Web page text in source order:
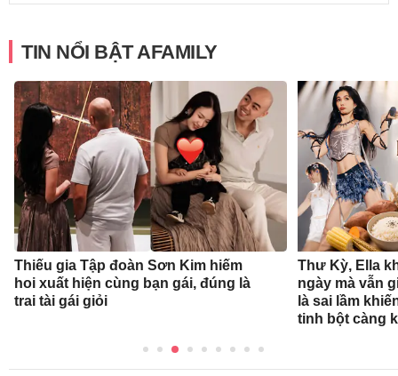
TIN NỔI BẬT AFAMILY
Thiếu gia Tập đoàn Sơn Kim hiếm
hoi xuất hiện cùng bạn gái, đúng là
trai tài gái giỏi
Thư Kỳ, Ella
ngày mà vẫn
là sai lầm
tinh bột càng